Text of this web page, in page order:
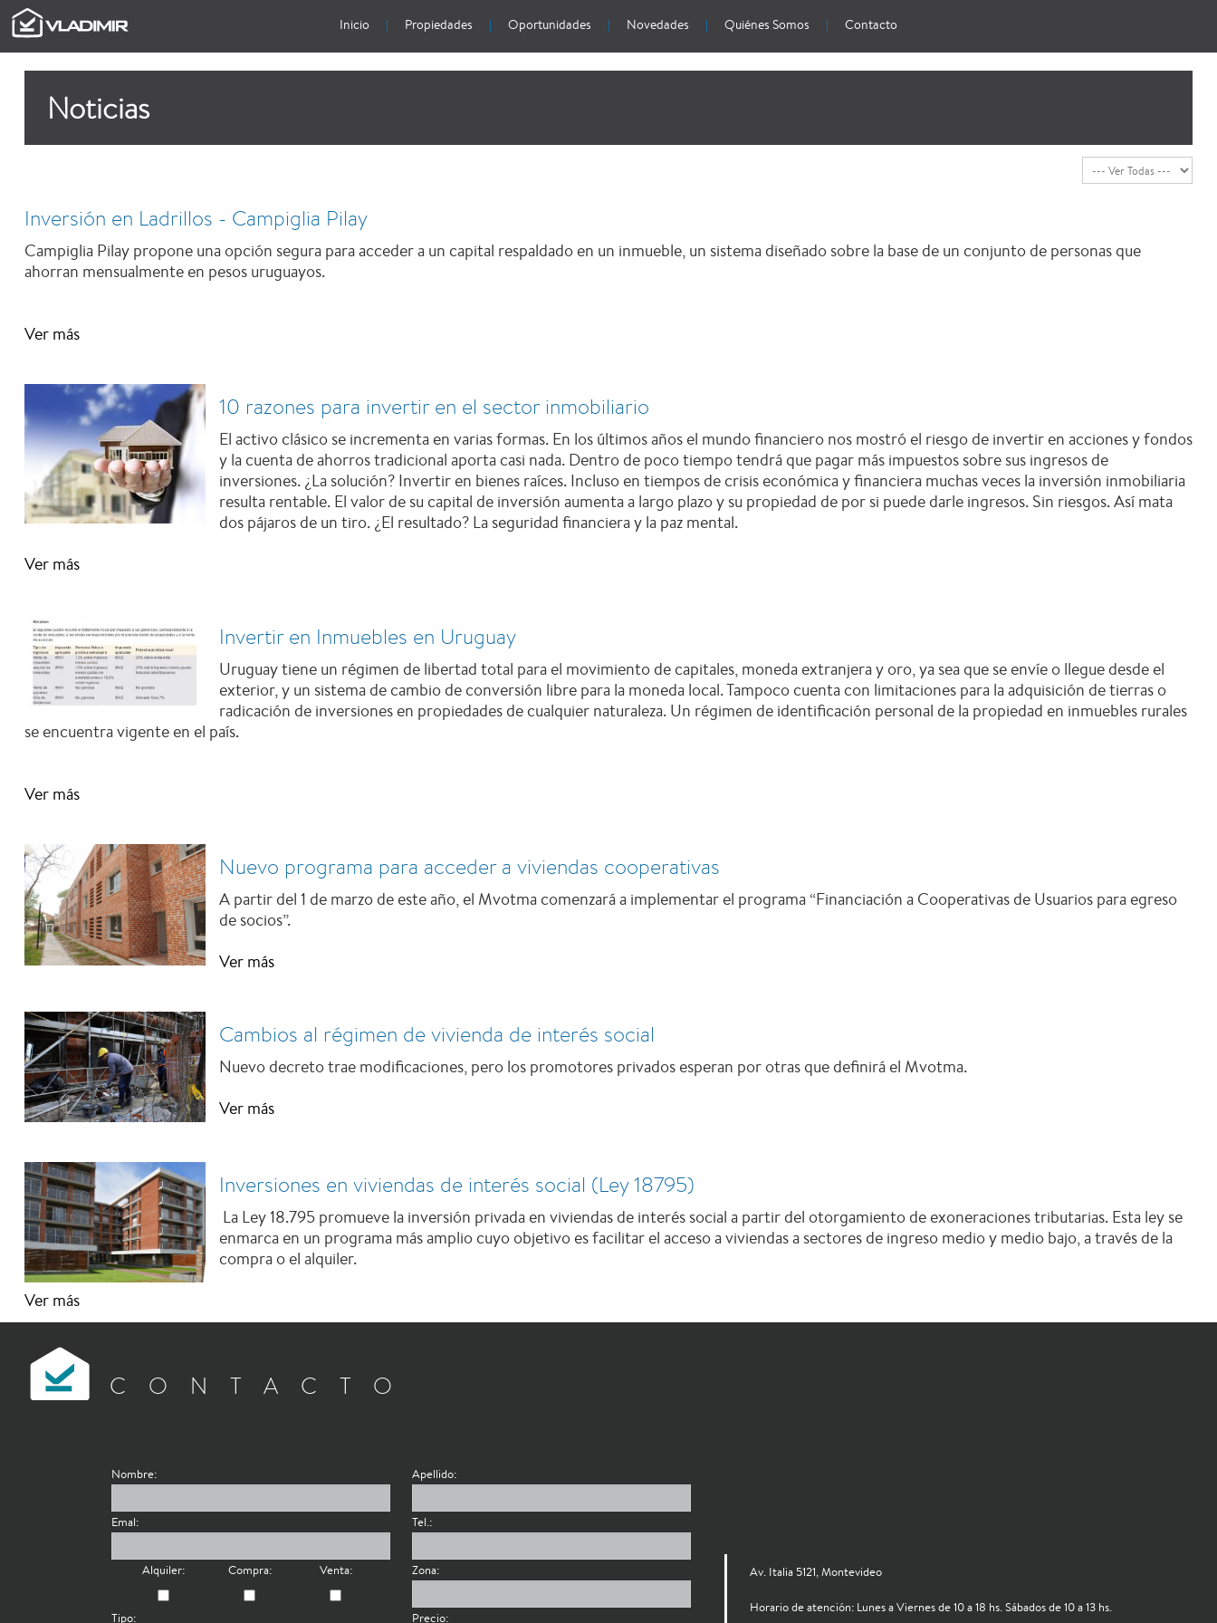
Inicio Propiedades Oportunidades Novedades Quiénes Somos Contacto
Noticias
Inversión en Ladrillos - Campiglia Pilay
Campiglia Pilay propone una opción segura para acceder a un capital respaldado en un inmueble, un sistema diseñado sobre la base de un conjunto de personas que
ahorran mensualmente en pesos uruguayos.
Ver más
10 razones para invertir en el sector inmobiliario
El activo clásico se incrementa en varias formas. En los últimos años el mundo financiero nos mostró el riesgo de invertir en acciones y fondos
y la cuenta de ahorros tradicional aporta casi nada. Dentro de poco tiempo tendrá que pagar más impuestos sobre sus ingresos de
inversiones. ¿La solución? Invertir en bienes raíces. Incluso en tiempos de crisis económica y financiera muchas veces la inversión inmobiliaria
resulta rentable. El valor de su capital de inversión aumenta a largo plazo y su propiedad de por si puede darle ingresos. Sin riesgos. Así mata
dos pájaros de un tiro. ¿El resultado? La seguridad financiera y la paz mental.
Ver más
Invertir en Inmuebles en Uruguay
Uruguay tiene un régimen de libertad total para el movimiento de capitales, moneda extranjera y oro, ya sea que se envíe o llegue desde el
exterior, y un sistema de cambio de conversión libre para la moneda local. Tampoco cuenta con limitaciones para la adquisición de tierras o
radicación de inversiones en propiedades de cualquier naturaleza. Un régimen de identificación personal de la propiedad en inmuebles rurales
se encuentra vigente en el país.
Ver más
Nuevo programa para acceder a viviendas cooperativas
A partir del 1 de marzo de este año, el Mvotma comenzará a implementar el programa “Financiación a Cooperativas de Usuarios para egreso
de socios”.
Ver más
Cambios al régimen de vivienda de interés social
Nuevo decreto trae modificaciones, pero los promotores privados esperan por otras que definirá el Mvotma.
Ver más
Inversiones en viviendas de interés social (Ley 18795)
La Ley 18.795 promueve la inversión privada en viviendas de interés social a partir del otorgamiento de exoneraciones tributarias. Esta ley se
enmarca en un programa más amplio cuyo objetivo es facilitar el acceso a viviendas a sectores de ingreso medio y medio bajo, a través de la
compra o el alquiler.
Ver más
CONTACTO
Nombre: Apellido:
Emal: Tel.:
Alquiler: Compra: Venta: Zona:
Tipo: Precio:
Av. Italia 5121, Montevideo
Horario de atención: Lunes a Viernes de 10 a 18 hs. Sábados de 10 a 13 hs.